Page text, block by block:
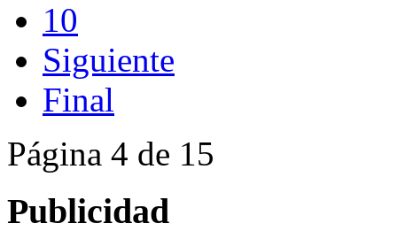
10
Siguiente
Final
Página 4 de 15
Publicidad